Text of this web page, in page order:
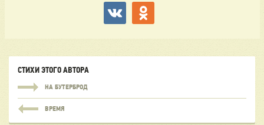
СТИХИ ЭТОГО АВТОРА
НА БУТЕРБРОД
ВРЕМЯ